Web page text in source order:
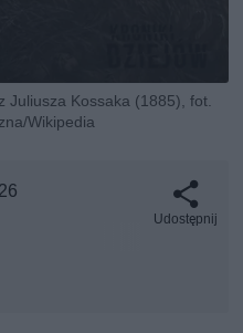
Juliusza Kossaka (1885), fot.
Wikipedia
Udostępnij